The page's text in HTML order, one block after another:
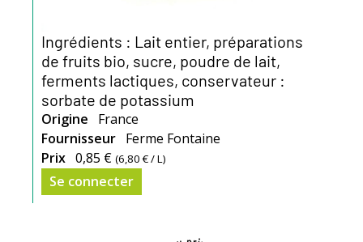
Ingrédients : Lait entier, préparations
de fruits bio, sucre, poudre de lait,
ferments lactiques, conservateur :
sorbate de potassium
Origine
France
Fournisseur Ferme Fontaine
Prix 0,85 € (6,80 €/ L)
Se connecter